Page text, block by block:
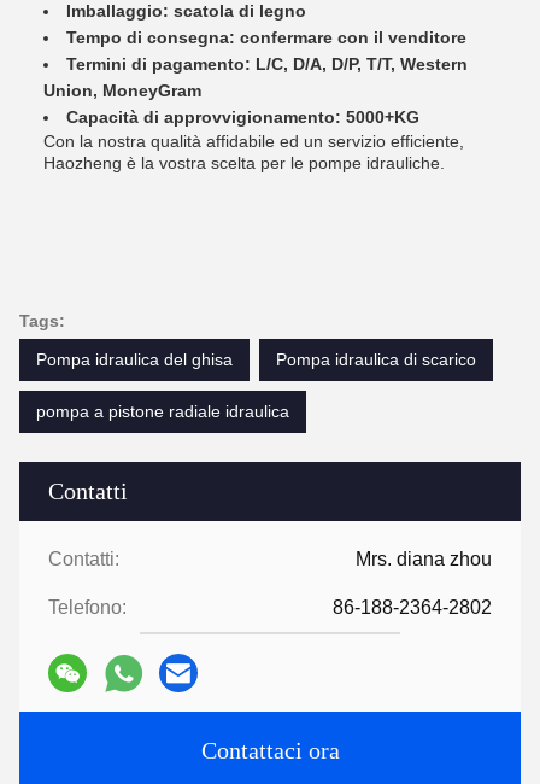
Contatti
Contatti: Mrs. diana zhou
Telefono: 86-188-2364-2802
Contattaci ora
Imballaggio: scatola di legno
Tempo di consegna: confermare con il venditore
Termini di pagamento: L/C, D/A, D/P, T/T, Western
Union, MoneyGram
Capacità di approvvigionamento: 5000+KG
Con la nostra qualità affidabile ed un servizio efficiente,
Haozheng è la vostra scelta per le pompe idrauliche.
Tags:
Pompa idraulica del ghisa
Pompa idraulica di scarico
pompa a pistone radiale idraulica